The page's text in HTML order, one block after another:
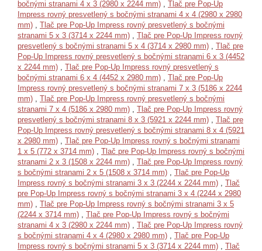
bočnými stranami 4 x 3 (2980 x 2244 mm) , Tlač pre Pop-Up
Impress rovný presvetlený s bočnými stranami 4 x 4 (2980 x 2980
mm) , Tlač pre Pop-Up Impress rovný presvetlený s bočnými
stranami 5 x 3 (3714 x 2244 mm) , Tlač pre Pop-Up Impress rovný
presvetlený s bočnými stranami 5 x 4 (3714 x 2980 mm) , Tlač pre
Pop-Up Impress rovný presvetlený s bočnými stranami 6 x 3 (4452
x 2244 mm) , Tlač pre Pop-Up Impress rovný presvetlený s
bočnými stranami 6 x 4 (4452 x 2980 mm) , Tlač pre Pop-Up
Impress rovný presvetlený s bočnými stranami 7 x 3 (5186 x 2244
mm) , Tlač pre Pop-Up Impress rovný presvetlený s bočnými
stranami 7 x 4 (5186 x 2980 mm) , Tlač pre Pop-Up Impress rovný
presvetlený s bočnými stranami 8 x 3 (5921 x 2244 mm) , Tlač pre
Pop-Up Impress rovný presvetlený s bočnými stranami 8 x 4 (5921
x 2980 mm) , Tlač pre Pop-Up Impress rovný s bočnými stranami
1 x 5 (772 x 3714 mm) , Tlač pre Pop-Up Impress rovný s bočnými
stranami 2 x 3 (1508 x 2244 mm) , Tlač pre Pop-Up Impress rovný
s bočnými stranami 2 x 5 (1508 x 3714 mm) , Tlač pre Pop-Up
Impress rovný s bočnými stranami 3 x 3 (2244 x 2244 mm) , Tlač
pre Pop-Up Impress rovný s bočnými stranami 3 x 4 (2244 x 2980
mm) , Tlač pre Pop-Up Impress rovný s bočnými stranami 3 x 5
(2244 x 3714 mm) , Tlač pre Pop-Up Impress rovný s bočnými
stranami 4 x 3 (2980 x 2244 mm) , Tlač pre Pop-Up Impress rovný
s bočnými stranami 4 x 4 (2980 x 2980 mm) , Tlač pre Pop-Up
Impress rovný s bočnými stranami 5 x 3 (3714 x 2244 mm) , Tlač